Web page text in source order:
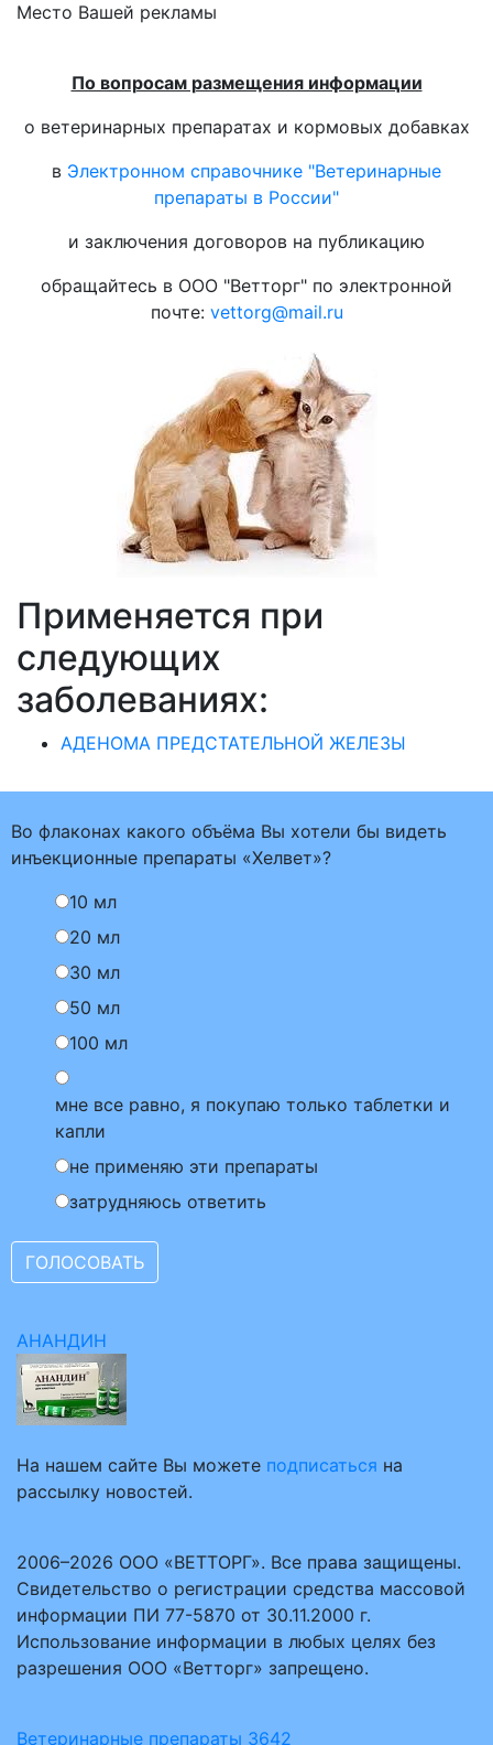
Место Вашей рекламы
По вопросам размещения информации
о ветеринарных препаратах и кормовых добавках
в Электронном справочнике "Ветеринарные
препараты в России"
и заключения договоров на публикацию
обращайтесь в ООО "Ветторг" по электронной
почте: vettorg@mail.ru
Применяется при
следующих
заболеваниях:
АДЕНОМА ПРЕДСТАТЕЛЬНОЙ ЖЕЛЕЗЫ
Во флаконах какого объёма Вы хотели бы видеть
инъекционные препараты «Хелвет»?
10 мл
20 мл
30 мл
50 мл
100 мл
мне все равно, я покупаю только таблетки и
капли
не применяю эти препараты
затрудняюсь ответить
АНАНДИН
На нашем сайте Вы можете подписаться на
рассылку новостей.
2006–2026 ООО «ВЕТТОРГ». Все права защищены.
Свидетельство о регистрации средства массовой
информации ПИ 77-5870 от 30.11.2000 г.
Использование информации в любых целях без
разрешения ООО «Ветторг» запрещено.
Ветеринарные препараты 3642